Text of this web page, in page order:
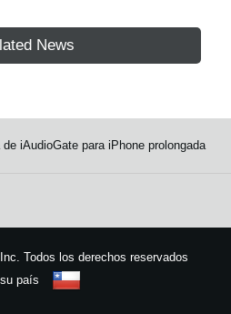
News
de iAudioGate para iPhone prolongada
Todos los derechos reservados
país